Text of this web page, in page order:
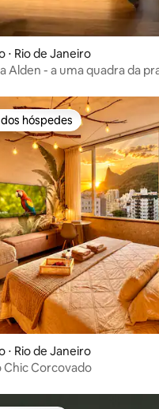
Rio de Janeiro
Alden - a uma quadra da
preferidos dos
hóspedes
Rio de Janeiro
Chic Corcovado